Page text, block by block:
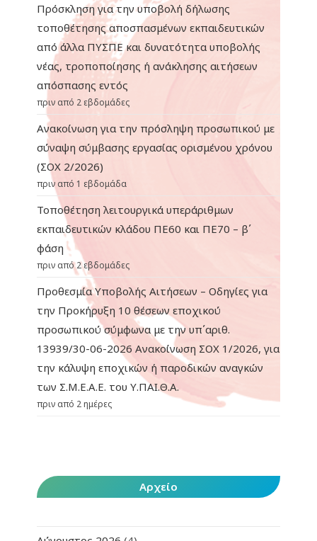
Πρόσκληση για την υποβολή δήλωσης
τοποθέτησης αποσπασμένων εκπαιδευτικών
από άλλα ΠΥΣΠΕ και δυνατότητα υποβολής
νέας, τροποποίησης ή ανάκλησης αιτήσεων
απόσπασης εντός
πριν από 2 εβδομάδες
Ανακοίνωση για την πρόσληψη προσωπικού με
σύναψη σύμβασης εργασίας ορισμένου χρόνου
(ΣΟΧ 2/2026)
πριν από 1 εβδομάδα
Τοποθέτηση λειτουργικά υπεράριθμων
εκπαιδευτικών κλάδου ΠΕ60 και ΠΕ70 – β΄
φάση
πριν από 2 εβδομάδες
Προθεσμία Υποβολής Αιτήσεων – Οδηγίες για
την Προκήρυξη 10 θέσεων εποχικού
προσωπικού σύμφωνα με την υπ΄αριθ.
13939/30-06-2026 Ανακοίνωση ΣΟΧ 1/2026, για
την κάλυψη εποχικών ή παροδικών αναγκών
των Σ.Μ.Ε.Α.Ε. του Υ.ΠΑΙ.Θ.Α.
πριν από 2 ημέρες
Αρχείο